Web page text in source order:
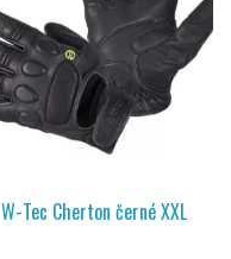
W-Tec Cherton černé XXL